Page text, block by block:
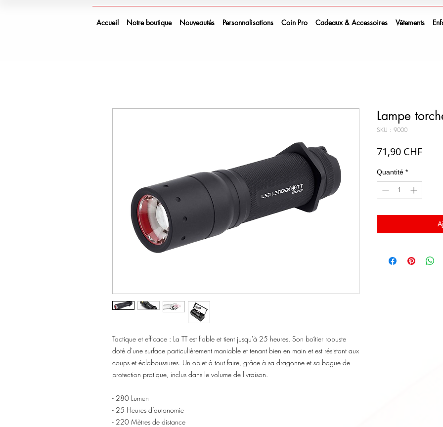
Accueil Notre boutique Nouveautés Personnalisations Coin Pro Cadeaux & Accessoires Vêtements
Tactique et efficace : La TT est fiable et tient jusqu'à 25 heures. Son boîtier robuste
doté d'une surface particulièrement maniable et tenant bien en main et est résistant aux
coups et éclaboussures. Un objet à tout faire, grâce à sa dragonne et sa bague de
protection pratique, inclus dans le volume de livraison.
- 280 Lumen
- 25 Heures d’autonomie
- 220 Mètres de distance
Lampe
SKU : 9000
71,90 CHFPrix
Quantité *